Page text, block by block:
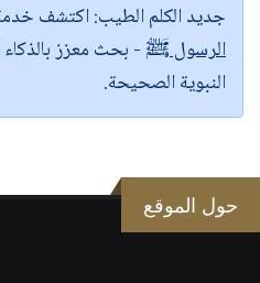
جديد الكلم الطيب:اكتشف
الرسول ﷺ - بحث معزز
النبوية الصحيحة.
حول الموقع